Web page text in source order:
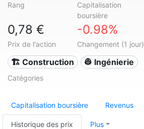
Rang
Capitalisation
boursière
0,78 €
Prix de l'action
-0.98%
Changement (1 jour)
🏗 Construction 👷 Ingénierie
Catégories
Capitalisation boursière Revenus
Historique des prix Plus